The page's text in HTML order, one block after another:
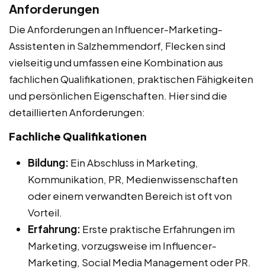
Anforderungen
Die Anforderungen an Influencer-Marketing-
Assistenten in Salzhemmendorf, Flecken sind
vielseitig und umfassen eine Kombination aus
fachlichen Qualifikationen, praktischen Fähigkeiten
und persönlichen Eigenschaften. Hier sind die
detaillierten Anforderungen:
Fachliche Qualifikationen
Bildung: Ein Abschluss in Marketing,
Kommunikation, PR, Medienwissenschaften
oder einem verwandten Bereich ist oft von
Vorteil.
Erfahrung: Erste praktische Erfahrungen im
Marketing, vorzugsweise im Influencer-
Marketing, Social Media Management oder PR.